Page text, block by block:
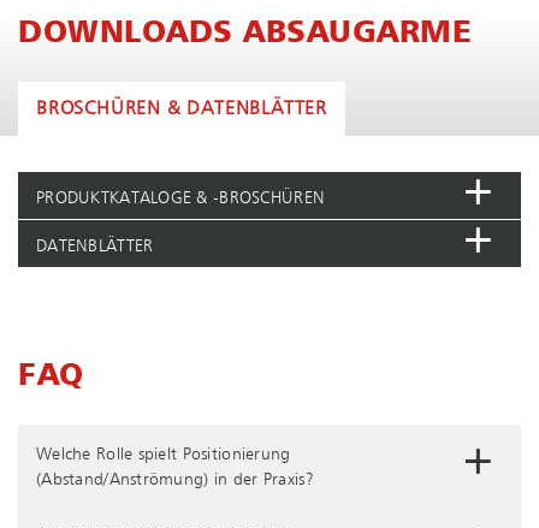
DOWNLOADS ABSAUGARME
BROSCHÜREN & DATENBLÄTTER
PRODUKTKATALOGE & -BROSCHÜREN
DATENBLÄTTER
FAQ
Welche Rolle spielt Positionierung
(Abstand/Anströmung) in der Praxis?